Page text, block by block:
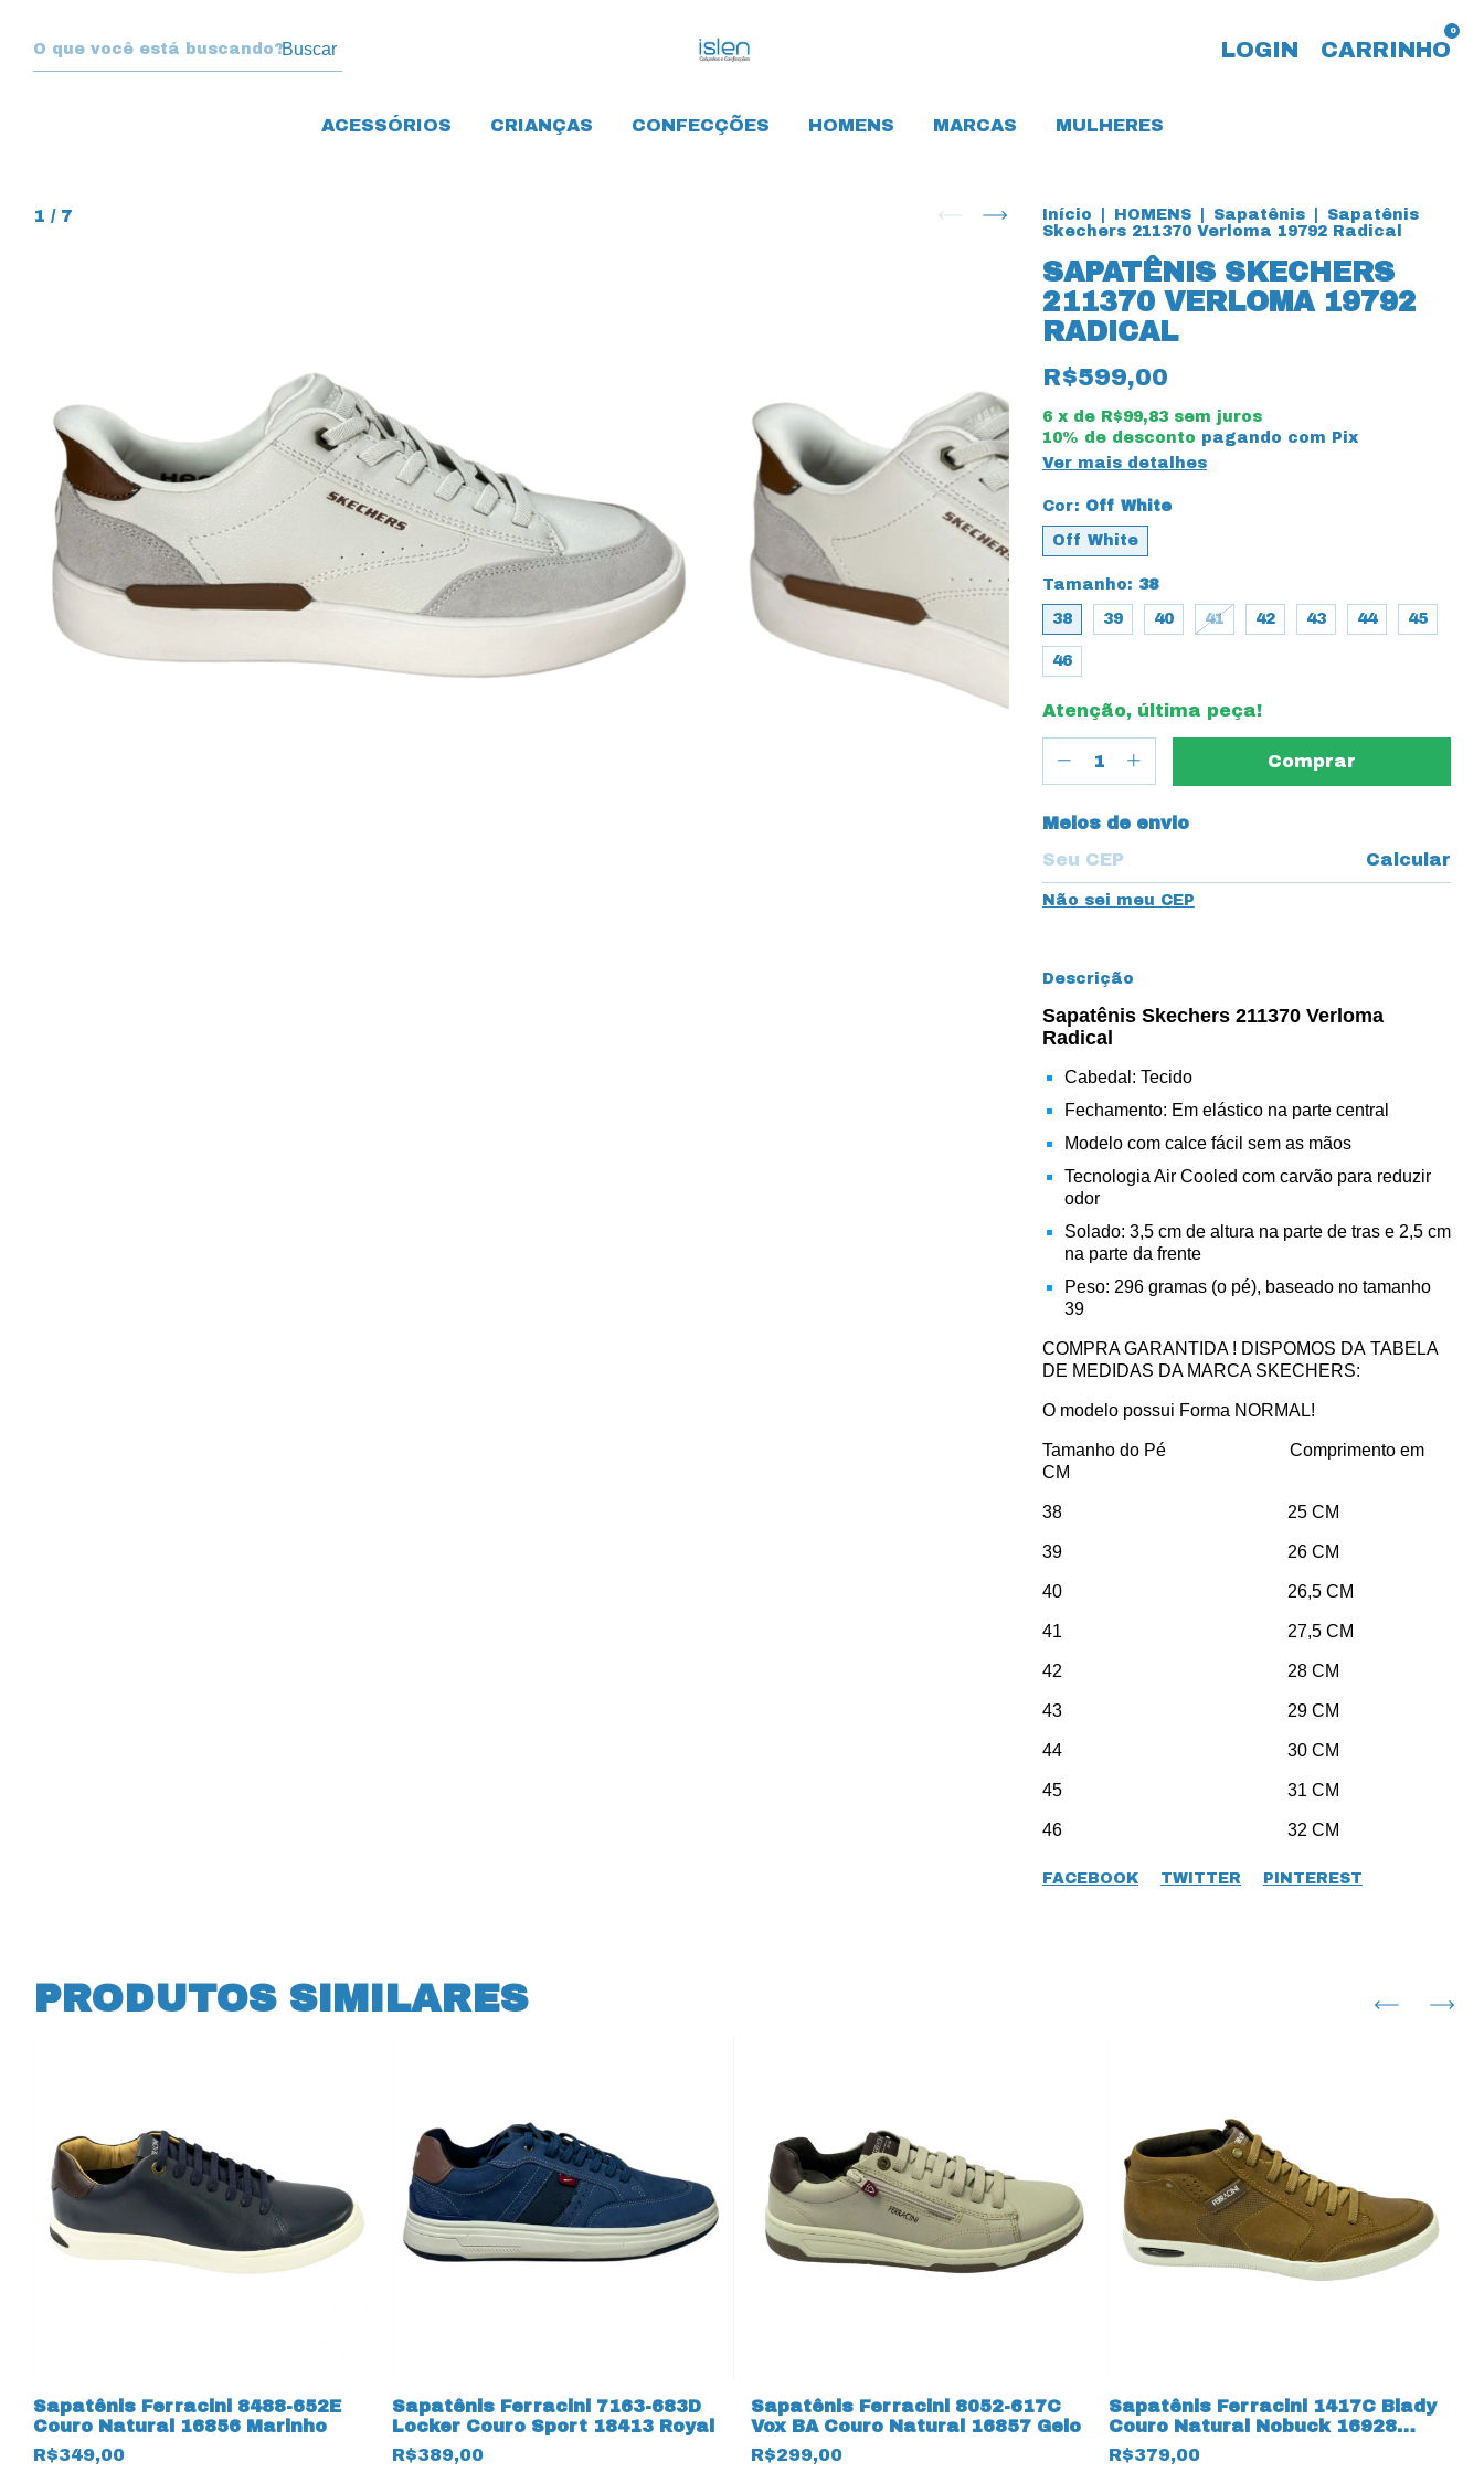
Buscar LOGIN CARRINHO
0
ACESSÓRIOS CRIANÇAS CONFECÇÕES HOMENS MARCAS MULHERES
1 / 7 Início HOMENS Sapatênis
Sapatênis
Skechers 211370 Verloma 19792 Radical
SAPATÊNIS SKECHERS
211370 VERLOMA 19792
RADICAL
R$599,00
6 x de R$99,83 sem juros
10% de desconto pagando com Pix
Ver mais detalhes
Cor: Off White
Off White
Tamanho: 38
38 39 40 41 42 43 44 45
46
Atenção, última peça!
Entregas para o CEP:
Meios de envio
Calcular
Não sei meu CEP
Descrição
Sapatênis Skechers 211370 Verloma
Radical
Cabedal: Tecido
Fechamento: Em elástico na parte central
Modelo com calce fácil sem as mãos
Tecnologia Air Cooled com carvão para reduzir
odor
Solado: 3,5 cm de altura na parte de tras e 2,5 cm
na parte da frente
Peso: 296 gramas (o pé), baseado no tamanho
39
COMPRA GARANTIDA ! DISPOMOS DA TABELA
DE MEDIDAS DA MARCA SKECHERS:
O modelo possui Forma NORMAL!
Tamanho do Pé Comprimento em
CM
38 25 CM
39 26 CM
40 26,5 CM
41 27,5 CM
42 28 CM
43 29 CM
44 30 CM
45 31 CM
46 32 CM
FACEBOOK TWITTER PINTEREST
PRODUTOS SIMILARES
Sapatênis Ferracini 8488-652E
Couro Natural 16856 Marinho
R$349,00
Sapatênis Ferracini 7163-683D
Locker Couro Sport 18413 Royal
R$389,00
Sapatênis Ferracini 8052-617C
Vox BA Couro Natural 16857 Gelo
R$299,00
Sapatênis Ferracini 1417C Blady
Couro Natural Nobuck 16928
Areia
R$379,00